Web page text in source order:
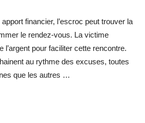
financier, l’escroc peut trouver la
le rendez-vous. La victime
l’argent pour faciliter cette rencontre.
au rythme des excuses, toutes
que les autres …